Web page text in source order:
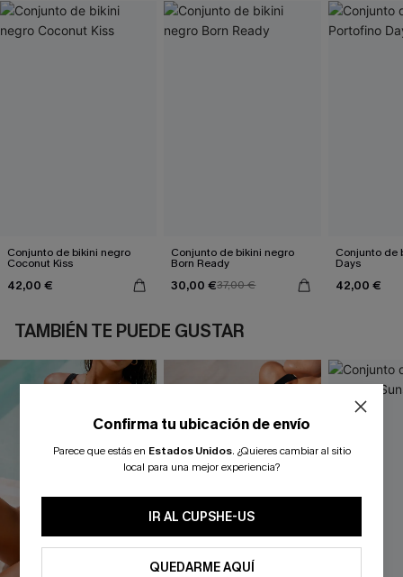
Conjunto de bikini negro
Coconut Kiss
42,00 €
Conjunto de bikini negro
Born Ready
30,00 €37,00 €
Conjunto de
Days
42,00 €
TAMBIÉN TE PUEDE GUSTAR
Confirma tu ubicación de envío
Parece que estás en Estados Unidos. ¿Quieres cambiar al sitio
local para una mejor experiencia?
IR AL CUPSHE-US
QUEDARME AQUÍ